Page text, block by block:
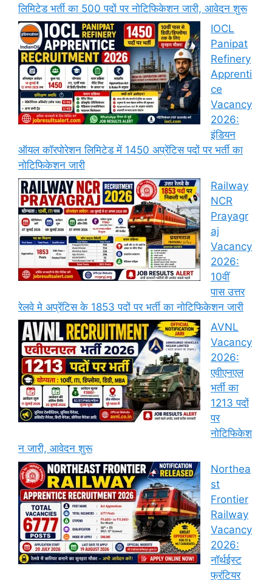
लिमिटेड भर्ती का 500 पदों पर नोटिफिकेशन जारी, आवेदन शुरू
IOCL
Panipat
Refinery
Apprenti
ce
Vacancy
2026:
इंडियन
ऑयल कॉरपोरेशन लिमिटेड में 1450 अप्रेंटिस पदों पर भर्ती का
नोटिफिकेशन जारी
Railway
NCR
Prayagr
aj
Vacancy
2026:
10वीं
पास उत्तर
रेलवे मे अप्रेंटिस के 1853 पदों पर भर्ती का नोटिफिकेशन जारी
AVNL
Vacancy
2026:
एवीएनएल
भर्ती का
1213 पदों
पर
नोटिफिकेश
न जारी, आवेदन शुरू
Northea
st
Frontier
Railway
Vacancy
2026:
नॉर्थईस्ट
फ्रंटियर